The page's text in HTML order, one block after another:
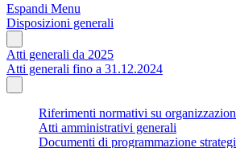
Espandi Menu
Disposizioni generali
Atti generali da 2025
Atti generali fino a 31.12.2024
Riferimenti normativi su
Atti amministrativi generali
Documenti di programmazione